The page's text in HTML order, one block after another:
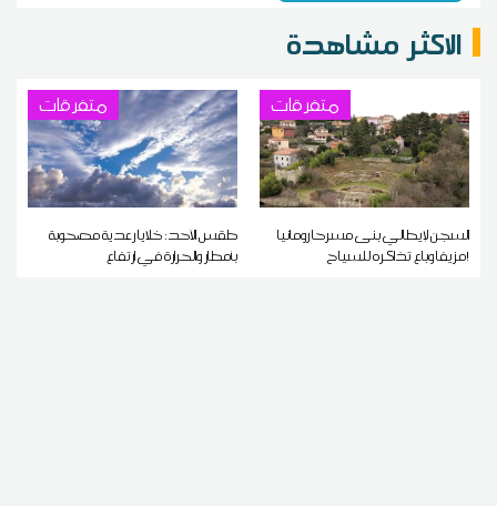
الاكثر مشاهدة
متفرقات
السجن لإيطالي بنى مسرحا رومانيا
مزيفا وباع تذاكره للسياح!
متفرقات
طقس الأحد: خلايا رعدية مصحوبة
بأمطار والحرارة في ارتفاع